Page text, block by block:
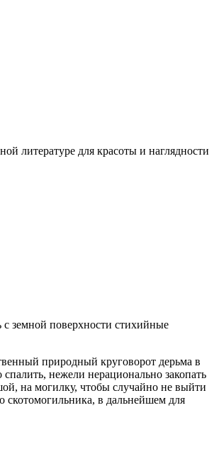
литературе для красоты и наглядности
с земной поверхности стихийные
природный круговорот дерьма в
нежели нерационально закопать
на могилку, чтобы случайно не выйти
скотомогильника, в дальнейшем для